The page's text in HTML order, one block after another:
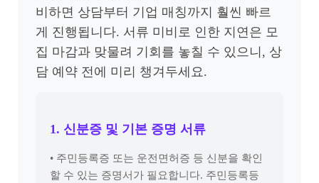
비하면 상담부터 기업 매칭까지 훨씬 빠르
게 진행됩니다. 서류 미비로 인한 지연은 모
집 마감과 맞물려 기회를 놓칠 수 있으니, 상
담 예약 전에 미리 챙겨두세요.
1. 신분증 및 기본 증명 서류
• 주민등록증 또는 운전면허증 등 신분을 확인
할 수 있는 증명서가 필요합니다. 주민등록등